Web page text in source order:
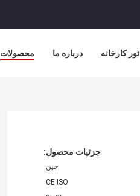
محصولات درباره ما تور کارخانه
جزئیات محصول:
چین
CE ISO